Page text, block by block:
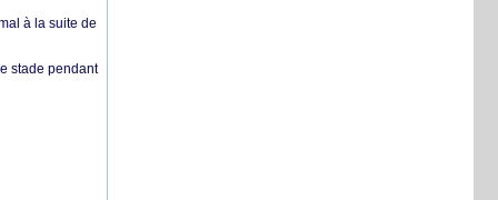
à la suite de
stade pendant